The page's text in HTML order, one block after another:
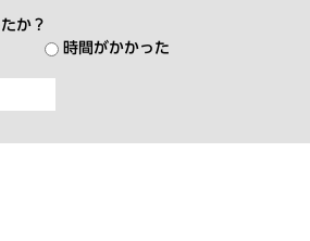
か？
時間がかかった